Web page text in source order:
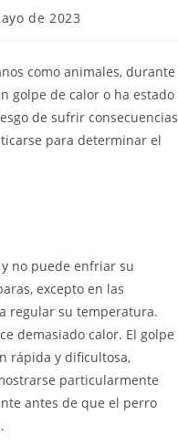
de 2023
como animales, durante
golpe de calor o ha estado
de sufrir consecuencias
para determinar el
no puede enfriar su
excepto en las
regular su temperatura.
demasiado calor. El golpe
rápida y dificultosa,
particularmente
antes de que el perro